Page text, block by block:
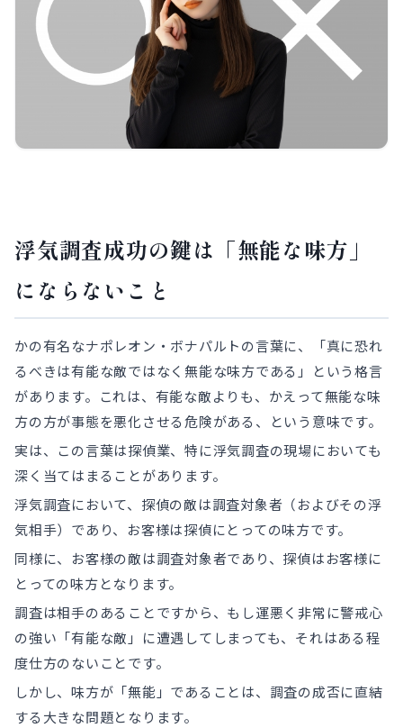
浮気調査成功の鍵は「無能な味方」
にならないこと
かの有名なナポレオン・ボナパルトの言葉に、「真に恐れ
るべきは有能な敵ではなく無能な味方である」という格言
があります。これは、有能な敵よりも、かえって無能な味
方の方が事態を悪化させる危険がある、という意味です。
実は、この言葉は探偵業、特に浮気調査の現場においても
深く当てはまることがあります。
浮気調査において、探偵の敵は調査対象者（およびその浮
気相手）であり、お客様は探偵にとっての味方です。
同様に、お客様の敵は調査対象者であり、探偵はお客様に
とっての味方となります。
調査は相手のあることですから、もし運悪く非常に警戒心
の強い「有能な敵」に遭遇してしまっても、それはある程
度仕方のないことです。
しかし、味方が「無能」であることは、調査の成否に直結
する大きな問題となります。